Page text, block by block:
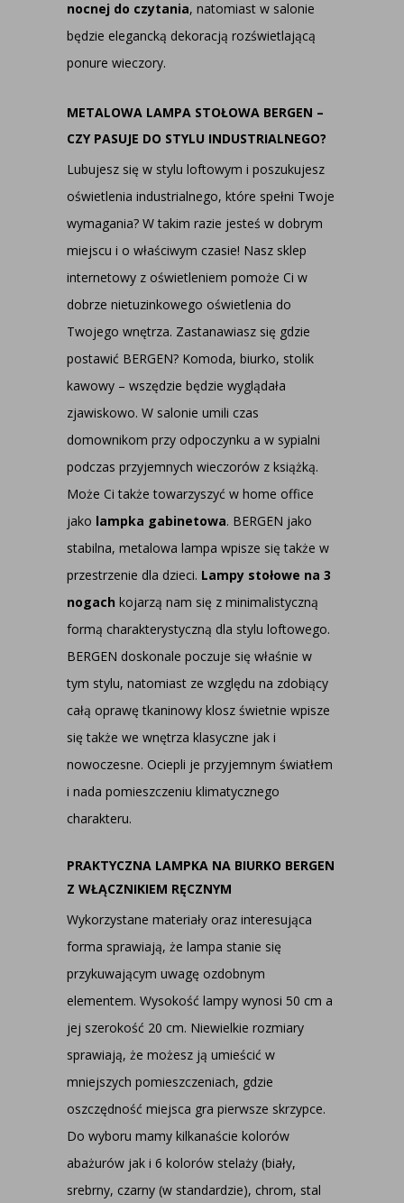
nocnej do czytania, natomiast w salonie
będzie elegancką dekoracją rozświetlającą
ponure wieczory.
METALOWA LAMPA STOŁOWA BERGEN –
CZY PASUJE DO STYLU INDUSTRIALNEGO?
Lubujesz się w stylu loftowym i poszukujesz
oświetlenia industrialnego, które spełni Twoje
wymagania? W takim razie jesteś w dobrym
miejscu i o właściwym czasie! Nasz sklep
internetowy z oświetleniem pomoże Ci w
dobrze nietuzinkowego oświetlenia do
Twojego wnętrza. Zastanawiasz się gdzie
postawić BERGEN? Komoda, biurko, stolik
kawowy – wszędzie będzie wyglądała
zjawiskowo. W salonie umili czas
domownikom przy odpoczynku a w sypialni
podczas przyjemnych wieczorów z książką.
Może Ci także towarzyszyć w home office
jako lampka gabinetowa. BERGEN jako
stabilna, metalowa lampa wpisze się także w
przestrzenie dla dzieci. Lampy stołowe na 3
nogach kojarzą nam się z minimalistyczną
formą charakterystyczną dla stylu loftowego.
BERGEN doskonale poczuje się właśnie w
tym stylu, natomiast ze względu na zdobiący
całą oprawę tkaninowy klosz świetnie wpisze
się także we wnętrza klasyczne jak i
nowoczesne. Ociepli je przyjemnym światłem
i nada pomieszczeniu klimatycznego
charakteru.
PRAKTYCZNA LAMPKA NA BIURKO BERGEN
Z WŁĄCZNIKIEM RĘCZNYM
Wykorzystane materiały oraz interesująca
forma sprawiają, że lampa stanie się
przykuwającym uwagę ozdobnym
elementem. Wysokość lampy wynosi 50 cm a
jej szerokość 20 cm. Niewielkie rozmiary
sprawiają, że możesz ją umieścić w
mniejszych pomieszczeniach, gdzie
oszczędność miejsca gra pierwsze skrzypce.
Do wyboru mamy kilkanaście kolorów
abażurów jak i 6 kolorów stelaży (biały,
srebrny, czarny (w standardzie), chrom, stal